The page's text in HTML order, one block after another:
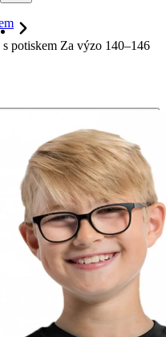
potiskem Za výzo 140–146